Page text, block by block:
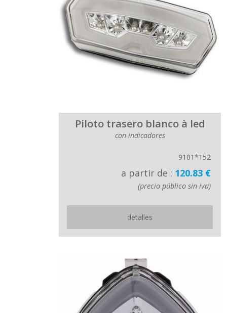
Piloto trasero blanco à led
con indicadores
9101*152
a partir de : 120.83 €
(precio público sin iva)
detalles